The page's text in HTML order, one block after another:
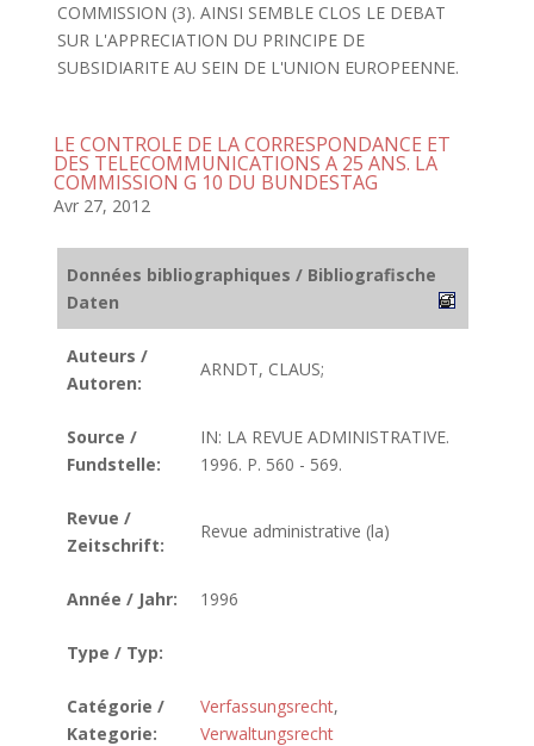
COMMISSION (3). AINSI SEMBLE CLOS LE DEBAT
SUR L'APPRECIATION DU PRINCIPE DE
SUBSIDIARITE AU SEIN DE L'UNION EUROPEENNE.
LE CONTROLE DE LA CORRESPONDANCE ET
DES TELECOMMUNICATIONS A 25 ANS. LA
COMMISSION G 10 DU BUNDESTAG
Avr 27, 2012
Données bibliographiques / Bibliografische
Daten
Auteurs /
Autoren:
ARNDT, CLAUS;
Source /
Fundstelle:
IN: LA REVUE ADMINISTRATIVE.
1996. P. 560 - 569.
Revue /
Zeitschrift:
Revue administrative (la)
Année / Jahr: 1996
Type / Typ:
Catégorie /
Kategorie:
Verfassungsrecht,
Verwaltungsrecht